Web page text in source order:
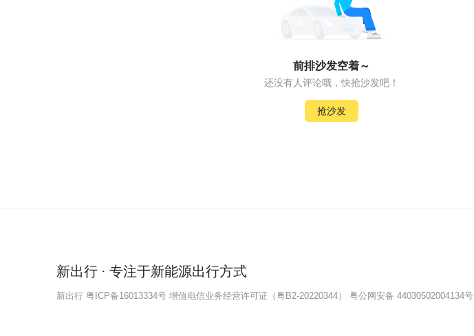
前排沙发空着～
还没有人评论哦，快抢沙发吧！
抢沙发
新出行 · 专注于新能源出行方式
新出行 粤ICP备16013334号 增值电信业务经营许可证（粤B2-20220344） 粤公网安备 44030502004134号